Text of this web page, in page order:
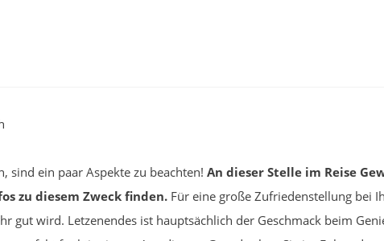
sind ein paar Aspekte zu beachten! An dieser Stelle im Reise
zu diesem Zweck finden. Für eine große Zufriedenstellung bei
gut wird. Letzenendes ist hauptsächlich der Geschmack beim